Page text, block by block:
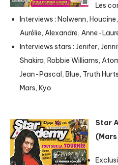
Les
Interviews : Nolwenn,
Aurélie, Alexandre, Anne-
Interviews stars : Jenifer,
Shakira, Robbie Williams,
Jean-Pascal, Blue, Truth
Mars, Kyo
Star